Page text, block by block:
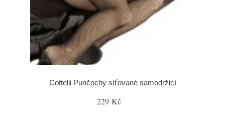
Cottelli Punčochy síťované samodržicí
229 Kč